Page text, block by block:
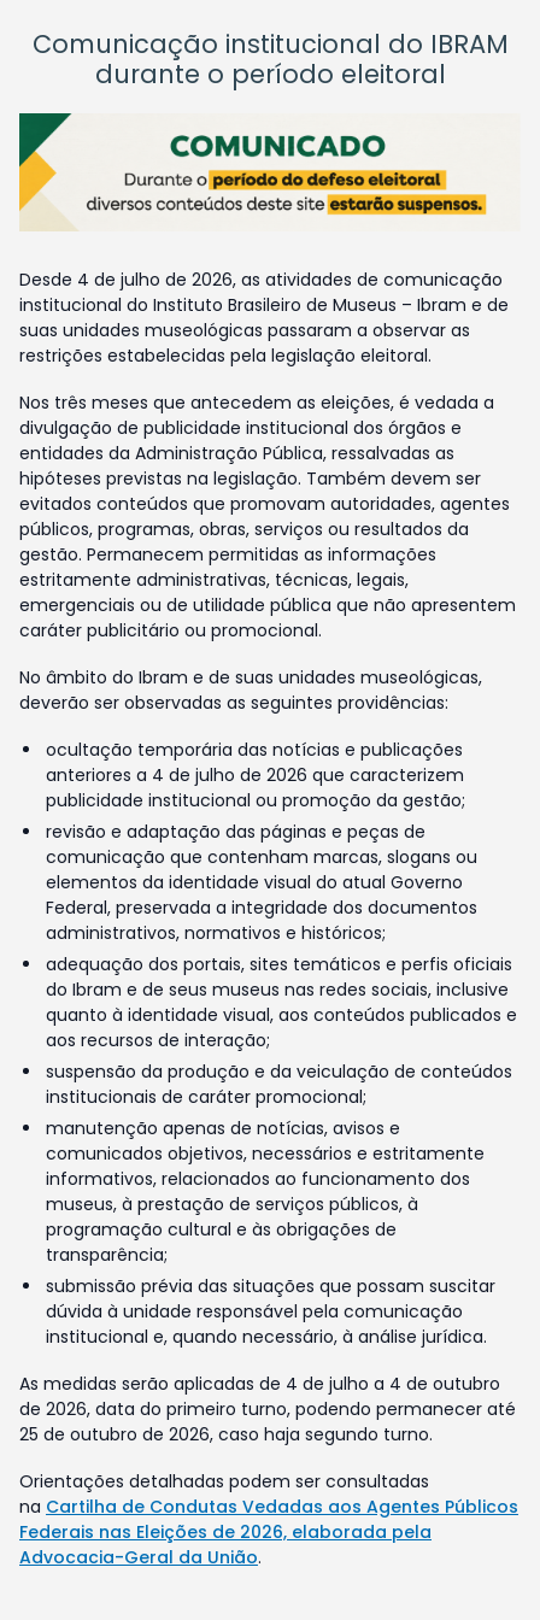
Comunicação institucional do IBRAM
durante o período eleitoral
Desde 4 de julho de 2026, as atividades de comunicação
institucional do Instituto Brasileiro de Museus – Ibram e de
suas unidades museológicas passaram a observar as
restrições estabelecidas pela legislação eleitoral.
Nos três meses que antecedem as eleições, é vedada a
divulgação de publicidade institucional dos órgãos e
entidades da Administração Pública, ressalvadas as
hipóteses previstas na legislação. Também devem ser
evitados conteúdos que promovam autoridades, agentes
públicos, programas, obras, serviços ou resultados da
gestão. Permanecem permitidas as informações
estritamente administrativas, técnicas, legais,
emergenciais ou de utilidade pública que não apresentem
caráter publicitário ou promocional.
No âmbito do Ibram e de suas unidades museológicas,
deverão ser observadas as seguintes providências:
ocultação temporária das notícias e publicações
anteriores a 4 de julho de 2026 que caracterizem
publicidade institucional ou promoção da gestão;
revisão e adaptação das páginas e peças de
comunicação que contenham marcas, slogans ou
elementos da identidade visual do atual Governo
Federal, preservada a integridade dos documentos
administrativos, normativos e históricos;
adequação dos portais, sites temáticos e perfis oficiais
do Ibram e de seus museus nas redes sociais, inclusive
quanto à identidade visual, aos conteúdos publicados e
aos recursos de interação;
suspensão da produção e da veiculação de conteúdos
institucionais de caráter promocional;
manutenção apenas de notícias, avisos e
comunicados objetivos, necessários e estritamente
informativos, relacionados ao funcionamento dos
museus, à prestação de serviços públicos, à
programação cultural e às obrigações de
transparência;
submissão prévia das situações que possam suscitar
dúvida à unidade responsável pela comunicação
institucional e, quando necessário, à análise jurídica.
As medidas serão aplicadas de 4 de julho a 4 de outubro
de 2026, data do primeiro turno, podendo permanecer até
25 de outubro de 2026, caso haja segundo turno.
Orientações detalhadas podem ser consultadas
na Cartilha de Condutas Vedadas aos Agentes Públicos
Federais nas Eleições de 2026, elaborada pela
Advocacia-Geral da União.